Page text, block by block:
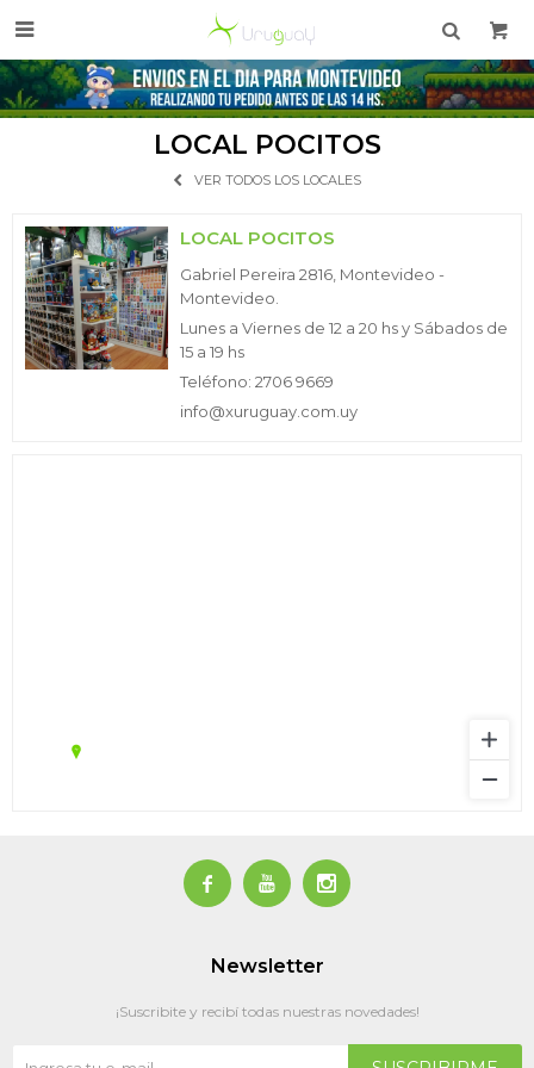

LOCAL POCITOS
VER TODOS LOS LOCALES
LOCAL POCITOS
Gabriel Pereira 2816, Montevideo -
Montevideo.
Lunes a Viernes de 12 a 20 hs y Sábados de
15 a 19 hs
Teléfono: 2706 9669
info@xuruguay.com.uy
  
Newsletter
¡Suscribite y recibí todas nuestras novedades!